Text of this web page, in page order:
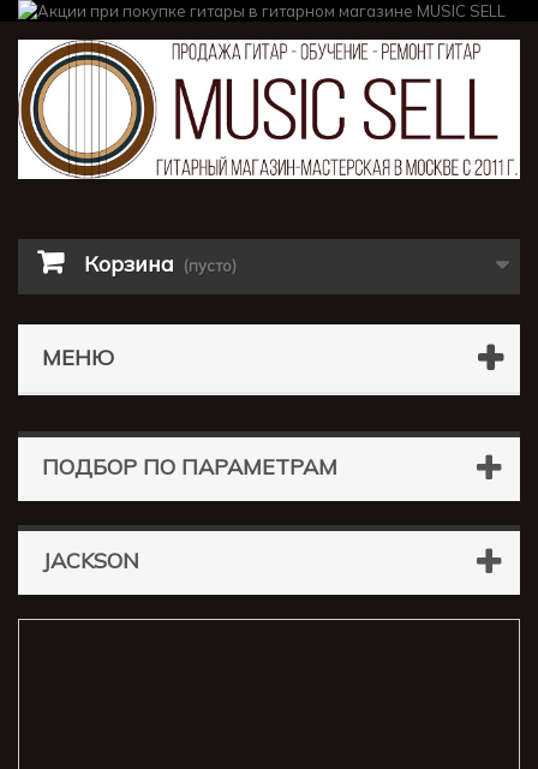
Корзина (пусто)
МЕНЮ
ПОДБОР ПО ПАРАМЕТРАМ
JACKSON